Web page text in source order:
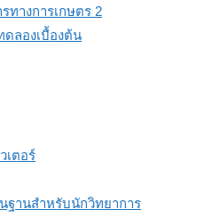
างการเกษตร 2
ดลองเบื้องต้น
เตอร์
ฐานสำหรับนักวิทยาการ